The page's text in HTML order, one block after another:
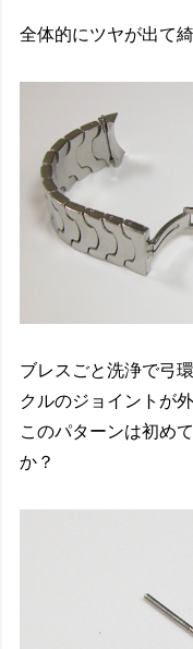
全体的にツヤが出て
ブレスごと洗浄で弓
クルのジョイントが
このパターンは初め
か？